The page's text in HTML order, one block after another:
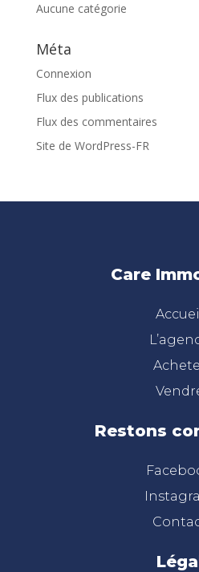
Aucune catégorie
Méta
Connexion
Flux des publications
Flux des commentaires
Site de WordPress-FR
Care
Accueil
Restons